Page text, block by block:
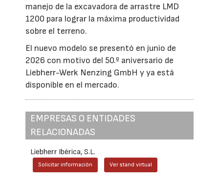
manejo de la excavadora de arrastre LMD
1200 para lograr la máxima productividad
sobre el terreno.
El nuevo modelo se presentó en junio de
2026 con motivo del 50.º aniversario de
Liebherr-Werk Nenzing GmbH y ya está
disponible en el mercado.
EMPRESAS O ENTIDADES
RELACIONADAS
Liebherr Ibérica, S.L.
Solicitar información Ver stand virtual